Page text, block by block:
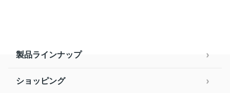
製品ラインナップ
ショッピング